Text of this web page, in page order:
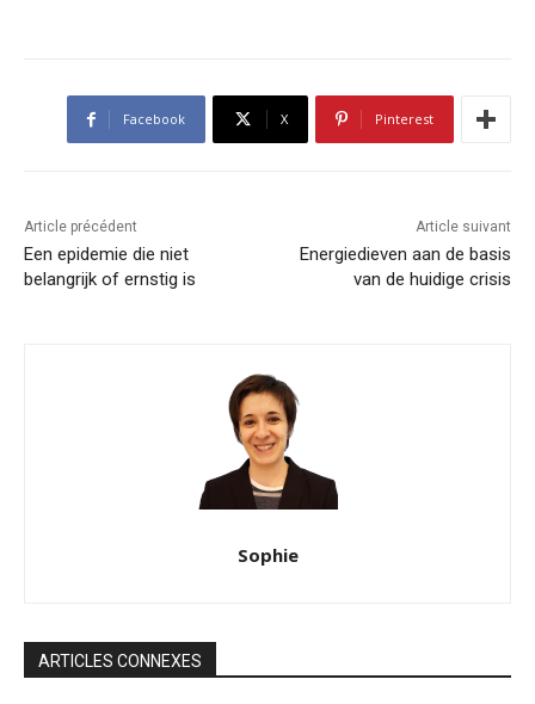
Facebook X Pinterest
Article précédent
Een epidemie die niet
belangrijk of ernstig is
Article suivant
Energiedieven aan de basis
van de huidige crisis
Sophie
ARTICLES CONNEXES